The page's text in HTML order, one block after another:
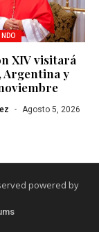
XIV visitará
Argentina y
Agosto 5, 2026
powered by